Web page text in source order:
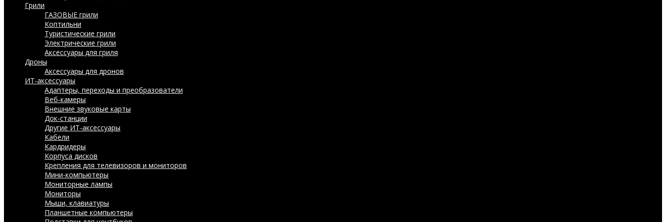
Грили
ГАЗОВЫЕ грили
Коптильни
Туристические грили
Электрические грили
Аксессуары для гриля
Дроны
Аксессуары для дронов
ИТ-аксессуары
Адаптеры, переходы и преобразователи
Веб-камеры
Внешние звуковые карты
Док-станции
Другие ИТ-аксессуары
Кабели
Кардридеры
Корпуса дисков
Крепления для телевизоров и мониторов
Мини-компьютеры
Мониторные лампы
Мониторы
Мыши, клавиатуры
Планшетные компьютеры